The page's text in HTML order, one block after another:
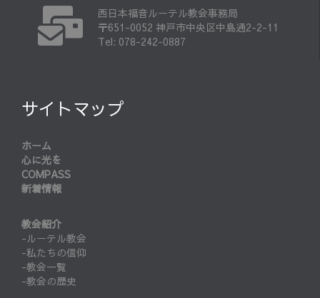
西日本福音ルーテル教会事務局
〒651-0052 神戸市中央区中島通2-2-11
Tel: 078-242-0887
サイトマップ
ホーム
心に光を
COMPASS
新着情報
教会紹介
-ルーテル教会
-私たちの信仰
-教会一覧
-教会の歴史